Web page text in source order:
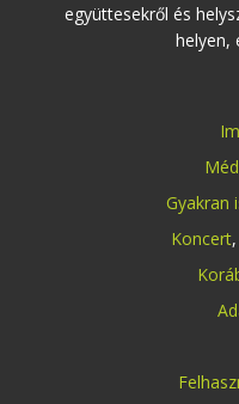
együttesekről és
helyen,
Gyakran
Koncert,